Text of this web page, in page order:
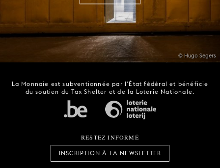
© Hugo Segers
La Monnaie est subventionnée par l'État fédéral et bénéficie
du soutien du Tax Shelter et de la Loterie Nationale.
RESTEZ INFORMÉ
INSCRIPTION À LA NEWSLETTER